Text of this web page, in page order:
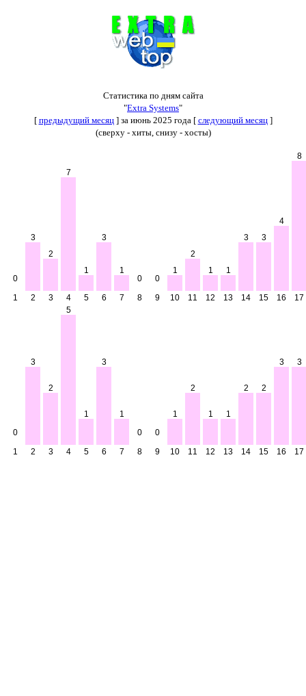
Статистика по дням сайта
"Extra Systems"
[ предыдущий месяц] за июнь 2025 года [ следующий месяц]
(сверху - хиты, снизу - хосты)
0
1
3
2
2
3
7
4
1
5
3
6
1
7
0
8
0
9
1
10
2
11
1
12
1
13
3
14
3
15
4
16
8
17
0
1
3
2
2
3
5
4
1
5
3
6
1
7
0
8
0
9
1
10
2
11
1
12
1
13
2
14
2
15
3
16
3
17